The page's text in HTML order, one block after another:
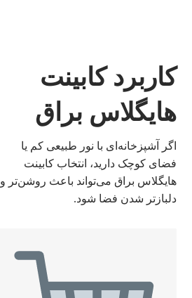
کاربرد کابینت
هایگلاس براق
اگر آشپزخانه‌ای با نور طبیعی کم یا
فضای کوچک دارید، انتخاب کابینت
هایگلاس براق می‌تواند باعث روشن‌تر و
دلبازتر شدن فضا شود.